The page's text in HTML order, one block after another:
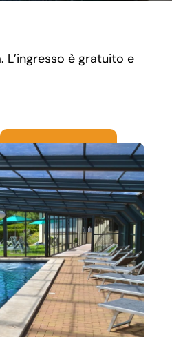
è gratuito e